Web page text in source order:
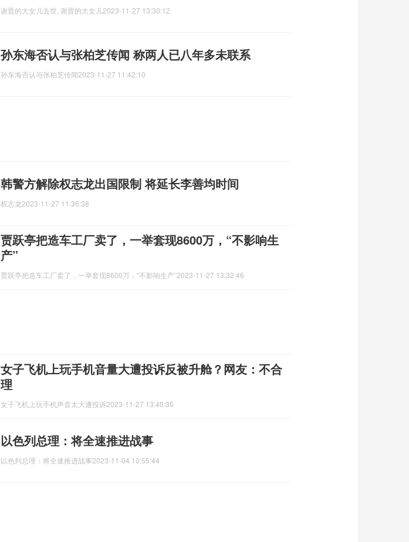
谢晋的大女儿去世, 谢晋的大女儿2023-11-27 13:30:12
孙东海否认与张柏芝传闻 称两人已八年多未联系
孙东海否认与张柏芝传闻2023-11-27 11:42:10
韩警方解除权志龙出国限制 将延长李善均时间
权志龙2023-11-27 11:36:38
贾跃亭把造车工厂卖了，一举套现8600万，“不影响生
产”
贾跃亭把造车工厂卖了，一举套现8600万，“不影响生产”2023-11-27 13:32:46
女子飞机上玩手机音量大遭投诉反被升舱？网友：不合
理
女子飞机上玩手机声音太大遭投诉2023-11-27 13:40:36
以色列总理：将全速推进战事
以色列总理：将全速推进战事2023-11-04 10:55:44